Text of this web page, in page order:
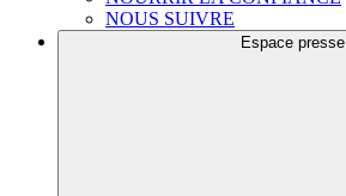
NOUS SUIVRE
Espace presse